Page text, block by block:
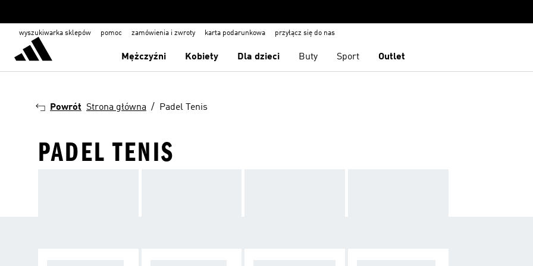
wyszukiwarka sklepów pomoc zamówienia i zwroty karta podarunkowa przyłącz się do nas
Mężczyźni Kobiety Dla dzieci Buty Sport Outlet
Powrót Strona główna Padel Tenis
PADEL TENIS